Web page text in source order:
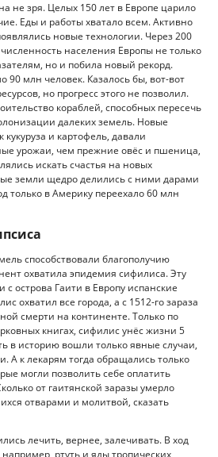
не зря. Целых 150 лет в Европе царило
Еды и работы хватало всем. Активно
новые технологии. Через 200
населения Европы не только
но и побила новый рекорд.
90 млн человек. Казалось бы, вот-вот
но прогресс этого не позволил.
кораблей, способных пересечь
далеких земель. Новые
кукуруза и картофель, давали
урожаи, чем прежние овёс и пшеница,
искать счастья на новых
земли щедро делились с ними дарами
только в Америку переехало 60 млн
способствовали благополучию
охватила эпидемия сифилиса. Эту
острова Гаити в Европу испанские
охватил все города, а с 1512-го зараза
смерти на континенте. Только по
книгах, сифилис унёс жизни 5
в историю вошли только явные случаи,
А к лекарям тогда обращались только
могли позволить себе оплатить
от гаитянской заразы умерло
отварами и молитвой, сказать
лечить, вернее, залечивать. В ход
ртуть и яды тропических